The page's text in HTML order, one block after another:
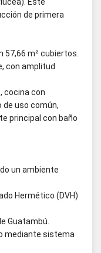
de primera
57,66 m² cubiertos.
con amplitud
cocina con
de uso común,
principal con baño
un ambiente
Hermético (DVH)
Guatambú.
mediante sistema